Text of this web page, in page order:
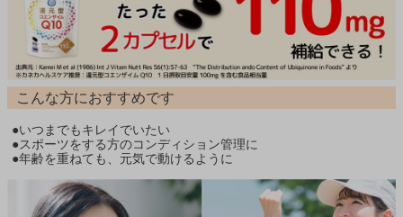
こんな方におすすめです
●いつまでもキレイでいたい
●スポーツをする方のコンディション管理に
●年齢を重ねても、元気で動けるように